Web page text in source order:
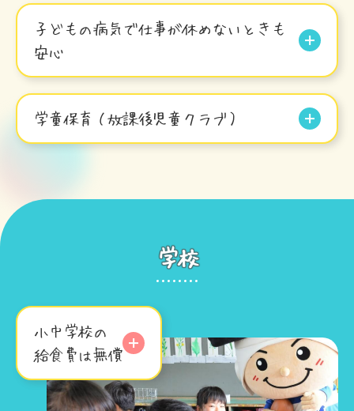
子どもの病気で仕事が休めないときも
安心
学童保育（放課後児童クラブ）
学校
小中学校の
給食費は無償